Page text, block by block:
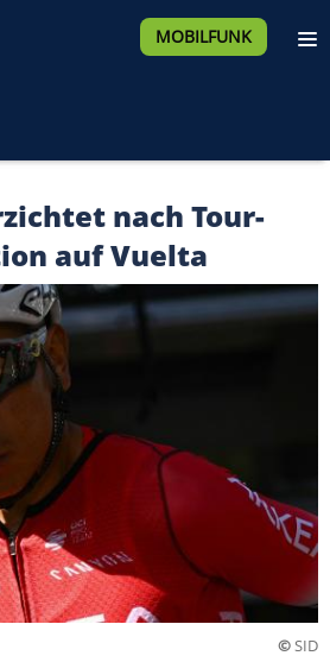
MOBILFUNK
nach Tour-
auf Vuelta
©SID